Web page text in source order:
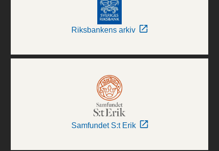
Riksbankens arkiv
Samfundet S:t Erik